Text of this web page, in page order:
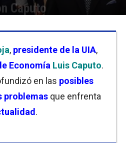
Caputo
, presidente de la UIA,
Economía Luis Caputo.
en las posibles
problemas que enfrenta
.